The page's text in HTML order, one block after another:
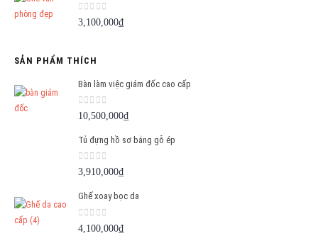
0 out of 5
3,100,000₫
SẢN PHẨM THÍCH
Bàn làm việc giám đốc cao cấp
0out of 5
10,500,000₫
Tủ đựng hồ sơ bằng gỗ ép
0 out of 5
3,910,000₫
Ghế xoay bọc da
0 out of 5
4,100,000₫